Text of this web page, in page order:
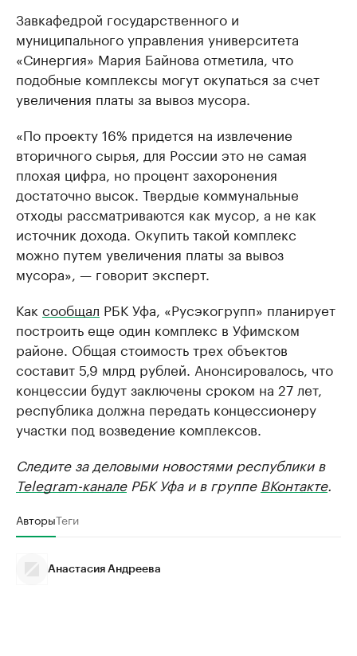
Завкафедрой государственного и
муниципального управления университета
«Синергия» Мария Байнова отметила, что
подобные комплексы могут окупаться за счет
увеличения платы за вывоз мусора.
«По проекту 16% придется на извлечение
вторичного сырья, для России это не самая
плохая цифра, но процент захоронения
достаточно высок. Твердые коммунальные
отходы рассматриваются как мусор, а не как
источник дохода. Окупить такой комплекс
можно путем увеличения платы за вывоз
мусора», — говорит эксперт.
Как сообщал РБК Уфа, «Русэкогрупп» планирует
построить еще один комплекс в Уфимском
районе. Общая стоимость трех объектов
составит 5,9 млрд рублей. Анонсировалось, что
концессии будут заключены сроком на 27 лет,
республика должна передать концессионеру
участки под возведение комплексов.
Следите за деловыми новостями республики в
Telegram-каналеРБК Уфа и в группе ВКонтакте.
АвторыТеги
Анастасия Андреева